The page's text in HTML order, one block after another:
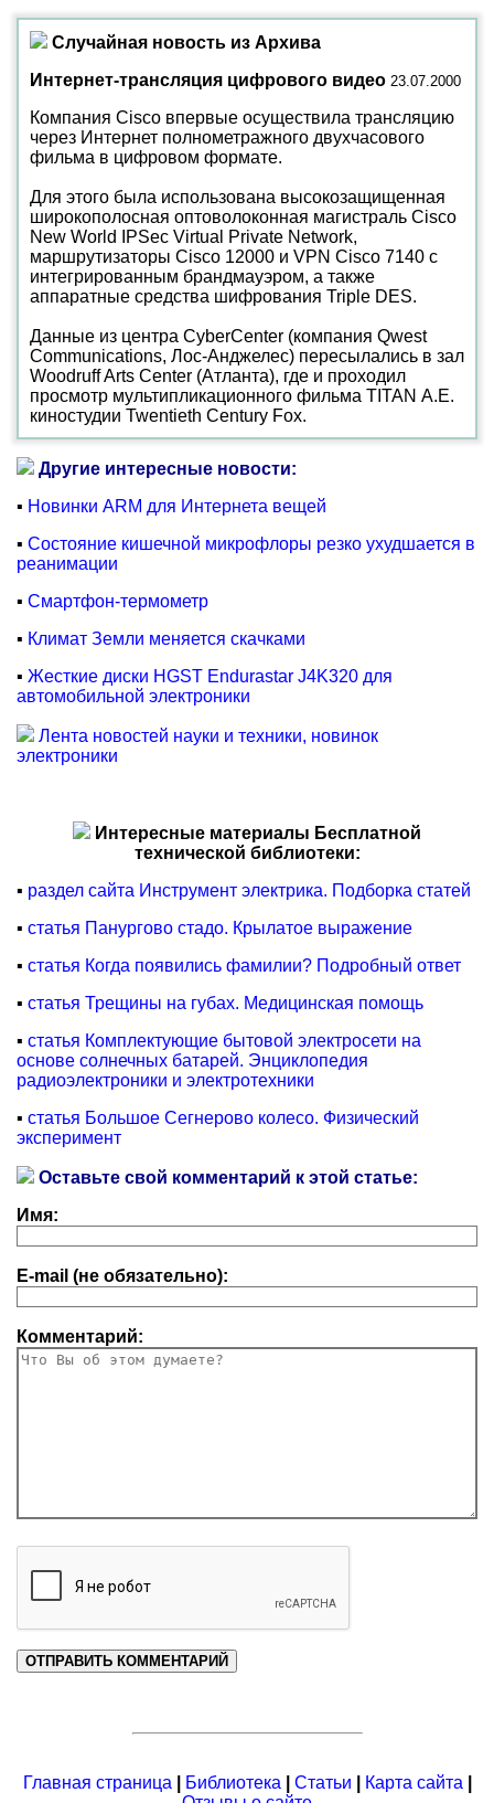
Случайная новость из Архива
Интернет-трансляция цифрового видео 23.07.2000
Компания Cisco впервые осуществила трансляцию
через Интернет полнометражного двухчасового
фильма в цифровом формате.
Для этого была использована высокозащищенная
широкополосная оптоволоконная магистраль Cisco
New World IPSec Virtual Private Network,
маршрутизаторы Cisco 12000 и VPN Cisco 7140 с
интегрированным брандмауэром, а также
аппаратные средства шифрования Triple DES.
Данные из центра CyberCenter (компания Qwest
Communications, Лос-Анджелес) пересылались в зал
Woodruff Arts Center (Атланта), где и проходил
просмотр мультипликационного фильма TITAN А.Е.
киностудии Twentieth Century Fox.
Другие интересные новости:
▪ Новинки ARM для Интернета вещей
▪ Состояние кишечной микрофлоры резко ухудшается в
реанимации
▪ Смартфон-термометр
▪ Климат Земли меняется скачками
▪ Жесткие диски HGST Endurastar J4K320 для
автомобильной электроники
Лента новостей науки и техники, новинок
электроники
Интересные материалы Бесплатной
технической библиотеки:
▪ раздел сайта Инструмент электрика. Подборка статей
▪ статья Панургово стадо. Крылатое выражение
▪ статья Когда появились фамилии? Подробный ответ
▪ статья Трещины на губах. Медицинская помощь
▪ статья Комплектующие бытовой электросети на
основе солнечных батарей. Энциклопедия
радиоэлектроники и электротехники
▪ статья Большое Сегнерово колесо. Физический
эксперимент
Оставьте свой комментарий к этой статье:
Имя:
E-mail (не обязательно):
Комментарий:
Главная страница Библиотека Статьи Карта сайта